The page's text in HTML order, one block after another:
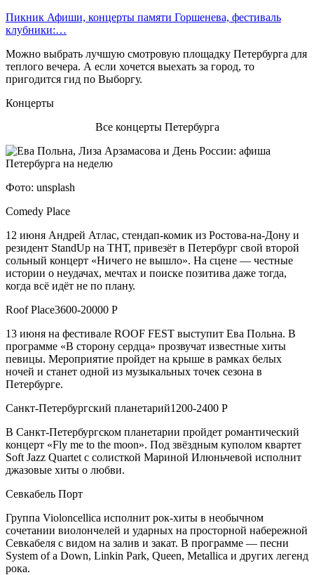
Пикник Афиши, концерты памяти Горшенева, фестиваль
клубники:…
Можно выбрать лучшую смотровую площадку Петербурга для
теплого вечера. А если хочется выехать за город, то
пригодится гид по Выборгу.
Концерты
Все концерты Петербурга
Фото: unsplash
Comedy Place
12 июня Андрей Атлас, стендап-комик из Ростова-на-Дону и
резидент StandUp на ТНТ, привезёт в Петербург свой второй
сольный концерт «Ничего не вышло». На сцене — честные
истории о неудачах, мечтах и поиске позитива даже тогда,
когда всё идёт не по плану.
Roof Place3600-20000 Р
13 июня на фестивале ROOF FEST выступит Ева Польна. В
программе «В сторону сердца» прозвучат известные хиты
певицы. Мероприятие пройдет на крыше в рамках белых
ночей и станет одной из музыкальных точек сезона в
Петербурге.
Санкт-Петербургский планетарий1200-2400 Р
В Санкт-Петербургском планетарии пройдет романтический
концерт «Fly me to the moon». Под звёздным куполом квартет
Soft Jazz Quartet с солисткой Мариной Илюньчевой исполнит
джазовые хиты о любви.
Севкабель Порт
Группа Violoncellica исполнит рок-хиты в необычном
сочетании виолончелей и ударных на просторной набережной
Севкабеля с видом на залив и закат. В программе — песни
System of a Down, Linkin Park, Queen, Metallica и других легенд
рока.